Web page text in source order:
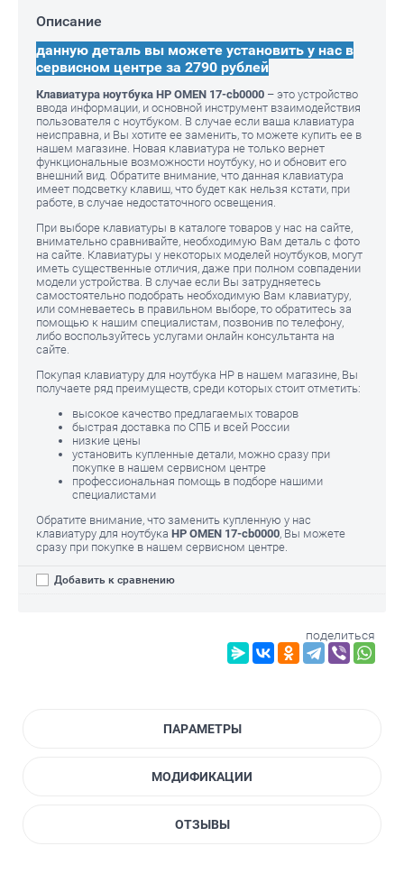
Описание
данную деталь вы можете установить у нас в
сервисном центре за 2790 рублей
Клавиатура ноутбука HP OMEN 17-cb0000 – это устройство
ввода информации, и основной инструмент взаимодействия
пользователя с ноутбуком. В случае если ваша клавиатура
неисправна, и Вы хотите ее заменить, то можете купить ее в
нашем магазине. Новая клавиатура не только вернет
функциональные возможности ноутбуку, но и обновит его
внешний вид. Обратите внимание, что данная клавиатура
имеет подсветку клавиш, что будет как нельзя кстати, при
работе, в случае недостаточного освещения.
При выборе клавиатуры в каталоге товаров у нас на сайте,
внимательно сравнивайте, необходимую Вам деталь с фото
на сайте. Клавиатуры у некоторых моделей ноутбуков, могут
иметь существенные отличия, даже при полном совпадении
модели устройства. В случае если Вы затрудняетесь
самостоятельно подобрать необходимую Вам клавиатуру,
или сомневаетесь в правильном выборе, то обратитесь за
помощью к нашим специалистам, позвонив по телефону,
либо воспользуйтесь услугами онлайн консультанта на
сайте.
Покупая клавиатуру для ноутбука HP в нашем магазине, Вы
получаете ряд преимуществ, среди которых стоит отметить:
высокое качество предлагаемых товаров
быстрая доставка по СПБ и всей России
низкие цены
установить купленные детали, можно сразу при
покупке в нашем сервисном центре
профессиональная помощь в подборе нашими
специалистами
Обратите внимание, что заменить купленную у нас
клавиатуру для ноутбука HP OMEN 17-cb0000, Вы можете
сразу при покупке в нашем сервисном центре.
Добавить к сравнению
поделиться
ПАРАМЕТРЫ
МОДИФИКАЦИИ
ОТЗЫВЫ